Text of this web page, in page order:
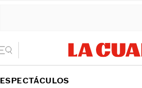
ESPECTÁCULOS